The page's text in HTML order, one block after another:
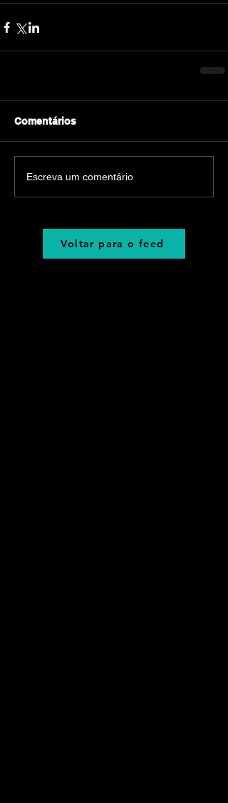
Comentários
Escreva um comentário
Voltar para o feed